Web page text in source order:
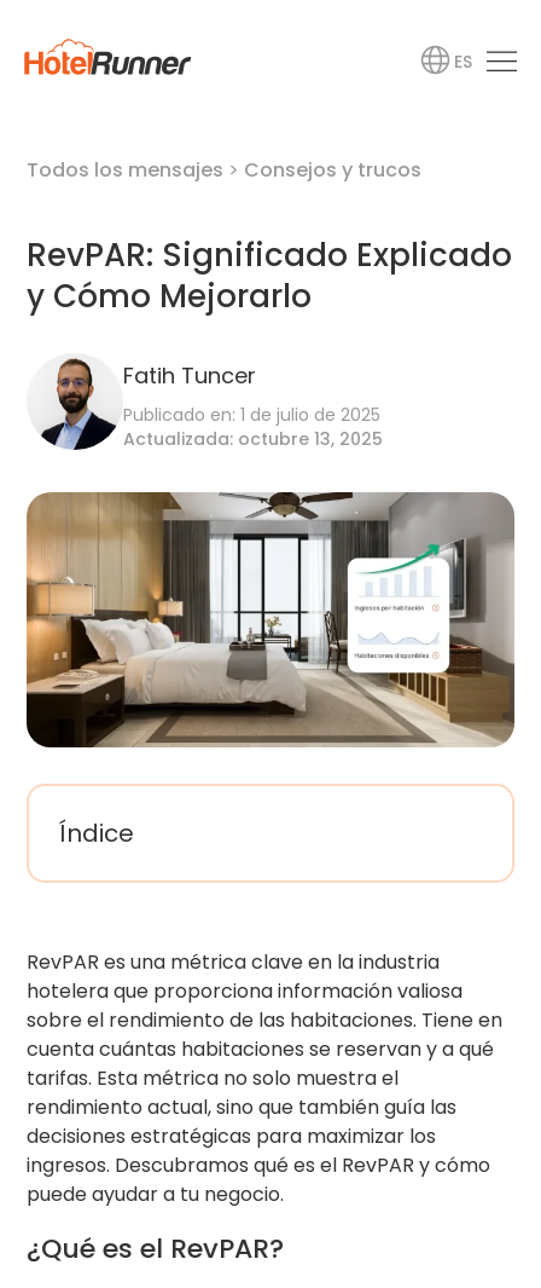
ES
Todos los mensajes > Consejos y trucos
RevPAR: Significado Explicado
y Cómo Mejorarlo
Fatih Tuncer
Publicado en: 1 de julio de 2025
Actualizada: octubre 13, 2025
Índice
RevPAR es una métrica clave en la industria
hotelera que proporciona información valiosa
sobre el rendimiento de las habitaciones. Tiene en
cuenta cuántas habitaciones se reservan y a qué
tarifas. Esta métrica no solo muestra el
rendimiento actual, sino que también guía las
decisiones estratégicas para maximizar los
ingresos. Descubramos qué es el RevPAR y cómo
puede ayudar a tu negocio.
¿Qué es el RevPAR?